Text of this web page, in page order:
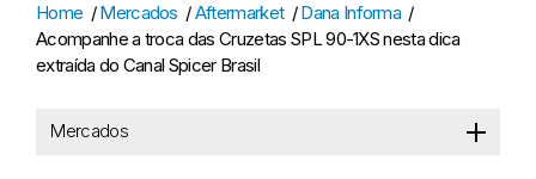
Home /Mercados /Aftermarket /Dana Informa /
Acompanhe a troca das Cruzetas SPL 90-1XS nesta dica
extraída do Canal Spicer Brasil
Mercados